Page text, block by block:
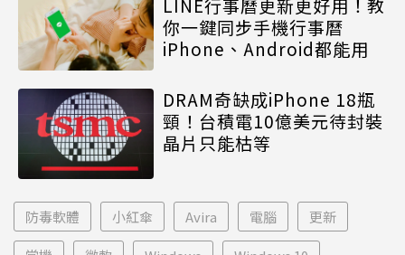
你一鍵同步手機行事曆
iPhone、Android都能用
DRAM奇缺成iPhone 18瓶
頸！台積電10億美元待封裝
晶片只能枯等
防毒軟體 小紅傘 Avira 電腦 更新